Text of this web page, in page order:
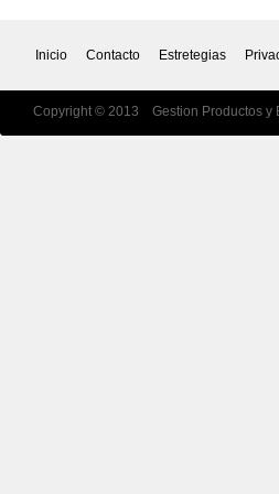
Inicio Contacto Estretegias
Copyright © 2013 Gestion Productos